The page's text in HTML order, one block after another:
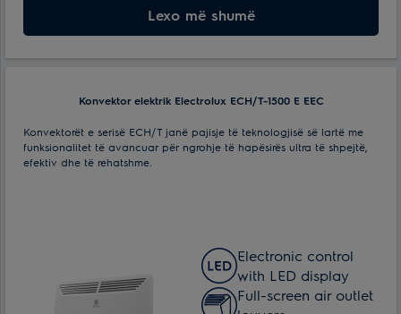
Numri i regjimëve të ngrohjes:Lexo më shumë
Konvektor elektrik Electrolux ECH/T-1500 E EEC
Konvektorët e serisë ECH/T janë pajisje të teknologjisë së lartë me
funksionalitet të avancuar për ngrohje të hapësirës ultra të shpejtë,
efektiv dhe të rehatshme.
Electronic control
with LED display
Full-screen air outlet